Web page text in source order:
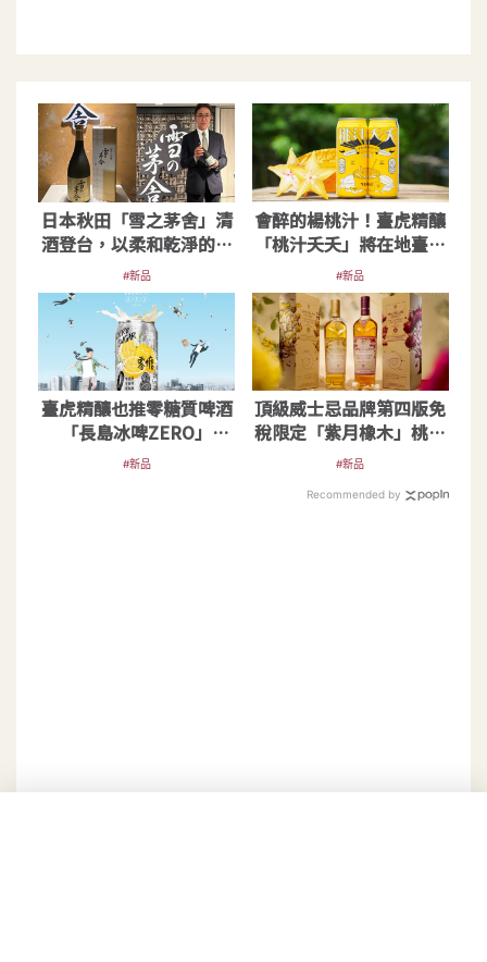
日本秋田「雪之茅舍」清
酒登台，以柔和乾淨的口
感，詮釋深邃香氣
#新品
會醉的楊桃汁！臺虎精釀
「桃汁夭夭」將在地臺灣
味釀入啤酒裡
#新品
臺虎精釀也推零糖質啤酒
「長島冰啤ZERO」
9.99％還0普林
#新品
頂級威士忌品牌第四版免
稅限定「紫月橡木」桃機
才買得到！
#新品
Recommended by